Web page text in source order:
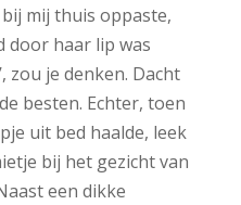
mij thuis oppaste,
door haar lip was
zou je denken. Dacht
besten. Echter, toen
uit bed haalde, leek
bij het gezicht van
een dikke